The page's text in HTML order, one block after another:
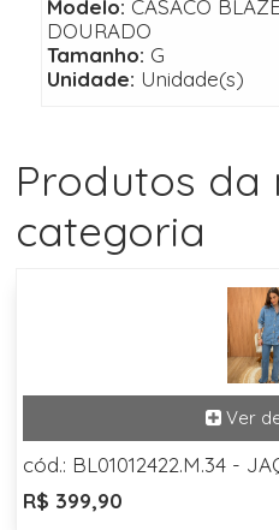
Modelo: CASACO
DOURADO
Tamanho: G
Unidade: Unidade(s)
Produtos da
categoria
cód.: BL01012422.M.34 -
R$ 399,90